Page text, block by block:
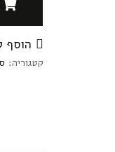
הוסף
קטגוריה: